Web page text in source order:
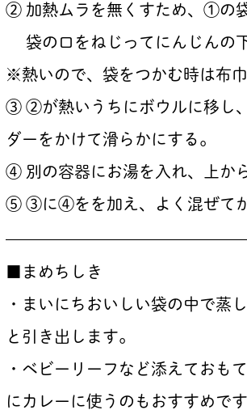
② 加熱ムラを無くすため、①の
袋の口をねじってにんじんの
※熱いので、袋をつかむ時は布
③ ②が熱いうちにボウルに移し
ダーをかけて滑らかにする。
④ 別の容器にお湯を入れ、上か
⑤ ③に④をを加え、よく混ぜてか
■まめちしき
・まいにちおいしい袋の中で蒸
と引き出します。
・ベビーリーフなど添えておも
にカレーに使うのもおすすめです